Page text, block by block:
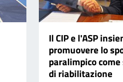
Il CIP e l'ASP
promuovere lo
paralimpico
di riabilitazione